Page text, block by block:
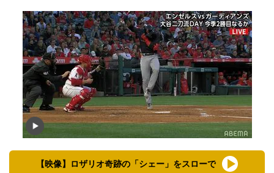
【映像】ロザリオ奇跡の「シェー」をスローで